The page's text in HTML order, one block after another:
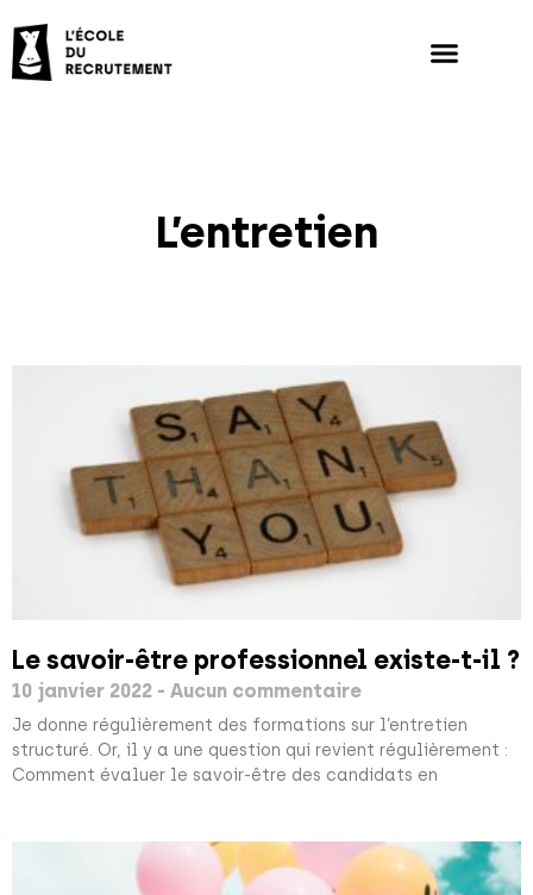
L’entretien
Le savoir-être professionnel existe-t-il ?
10 janvier 2022 Aucun commentaire
Je donne régulièrement des formations sur l’entretien
structuré. Or, il y a une question qui revient régulièrement :
Comment évaluer le savoir-être des candidats en